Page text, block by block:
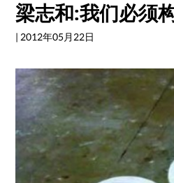
梁志和:我们必须
| 2012年05月22日